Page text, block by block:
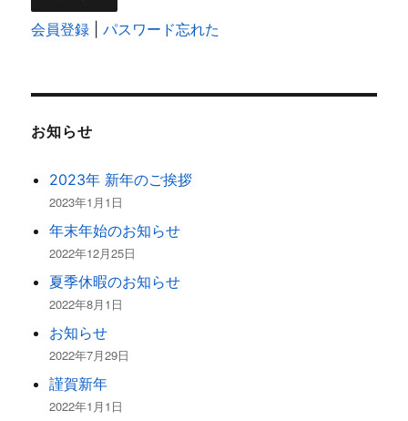
会員登録 |パスワード忘れた
お知らせ
2023年 新年のご挨拶
2023年1月1日
年末年始のお知らせ
2022年12月25日
夏季休暇のお知らせ
2022年8月1日
お知らせ
2022年7月29日
謹賀新年
2022年1月1日